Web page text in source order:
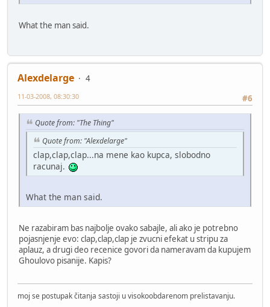
What the man said.
Alexdelarge
4
#6
11-03-2008, 08:30:30
Quote from: "The Thing"
Quote from: "Alexdelarge"
clap,clap,clap...na mene kao kupca, slobodno
racunaj.
What the man said.
Ne razabiram bas najbolje ovako sabajle, ali ako je potrebno
pojasnjenje evo: clap,clap,clap je zvucni efekat u stripu za
aplauz, a drugi deo recenice govori da nameravam da kupujem
Ghoulovo pisanije. Kapis?
moj se postupak čitanja sastoji u visokoobdarenom prelistavanju.